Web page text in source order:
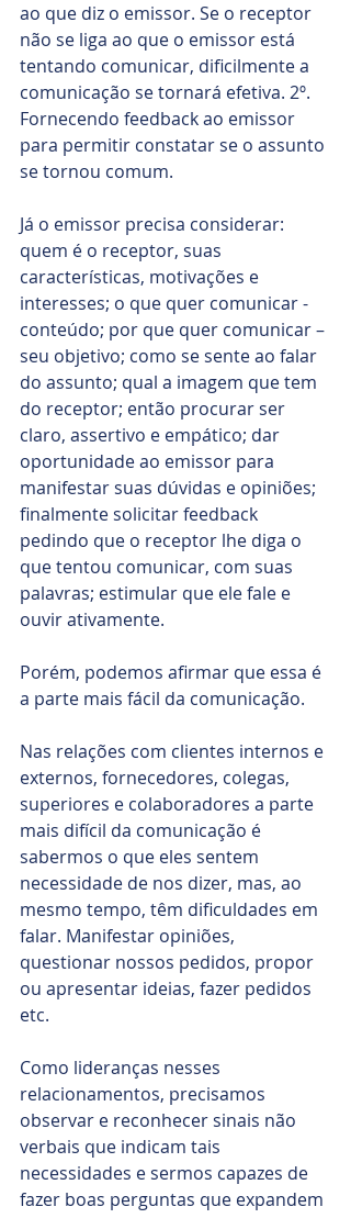
ao que diz o emissor. Se o receptor
não se liga ao que o emissor está
tentando comunicar, dificilmente a
comunicação se tornará efetiva. 2º.
Fornecendo feedback ao emissor
para permitir constatar se o assunto
se tornou comum.
Já o emissor precisa considerar:
quem é o receptor, suas
características, motivações e
interesses; o que quer comunicar -
conteúdo; por que quer comunicar –
seu objetivo; como se sente ao falar
do assunto; qual a imagem que tem
do receptor; então procurar ser
claro, assertivo e empático; dar
oportunidade ao emissor para
manifestar suas dúvidas e opiniões;
finalmente solicitar feedback
pedindo que o receptor lhe diga o
que tentou comunicar, com suas
palavras; estimular que ele fale e
ouvir ativamente.
Porém, podemos afirmar que essa é
a parte mais fácil da comunicação.
Nas relações com clientes internos e
externos, fornecedores, colegas,
superiores e colaboradores a parte
mais difícil da comunicação é
sabermos o que eles sentem
necessidade de nos dizer, mas, ao
mesmo tempo, têm dificuldades em
falar. Manifestar opiniões,
questionar nossos pedidos, propor
ou apresentar ideias, fazer pedidos
etc.
Como lideranças nesses
relacionamentos, precisamos
observar e reconhecer sinais não
verbais que indicam tais
necessidades e sermos capazes de
fazer boas perguntas que expandem